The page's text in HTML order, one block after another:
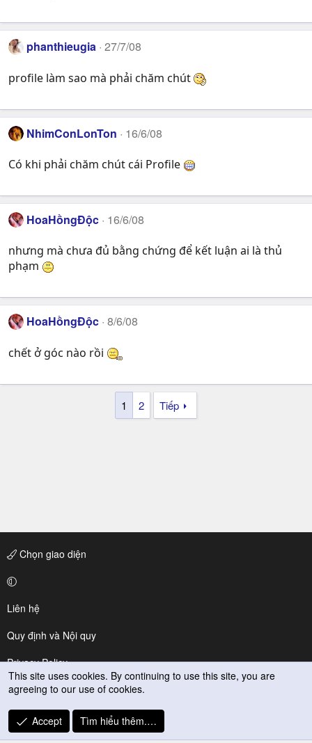
phanthieugia 27/7/08
profile làm sao mà phải chăm chút
NhimConLonTon 16/6/08
Có khi phải chăm chút cái Profile
HoaHồngĐộc 16/6/08
nhưng mà chưa đủ bằng chứng để kết luận ai là thủ
phạm
HoaHồngĐộc 8/6/08
chết ở góc nào rồi
1 2 Tiếp
Chọn giao diện
Liên hệ
Quy định và Nội quy
Privacy Policy
Trợ giúp
R
S
This site uses cookies. By continuing to use this site, you are
agreeing to our use of cookies.
Accept Tìm hiểu thêm.…